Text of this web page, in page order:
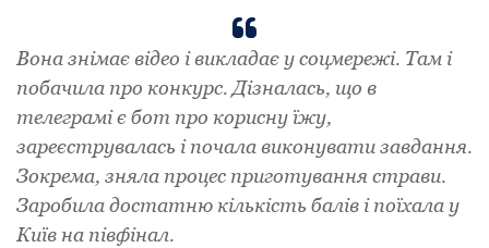
Вона знімає відео і викладає у соцмережі. Там і
побачила про конкурс. Дізналась, що в
телеграмі є бот про корисну їжу,
зареєструвалась і почала виконувати завдання.
Зокрема, зняла процес приготування страви.
Заробила достатню кількість балів і поїхала у
Київ на півфінал.